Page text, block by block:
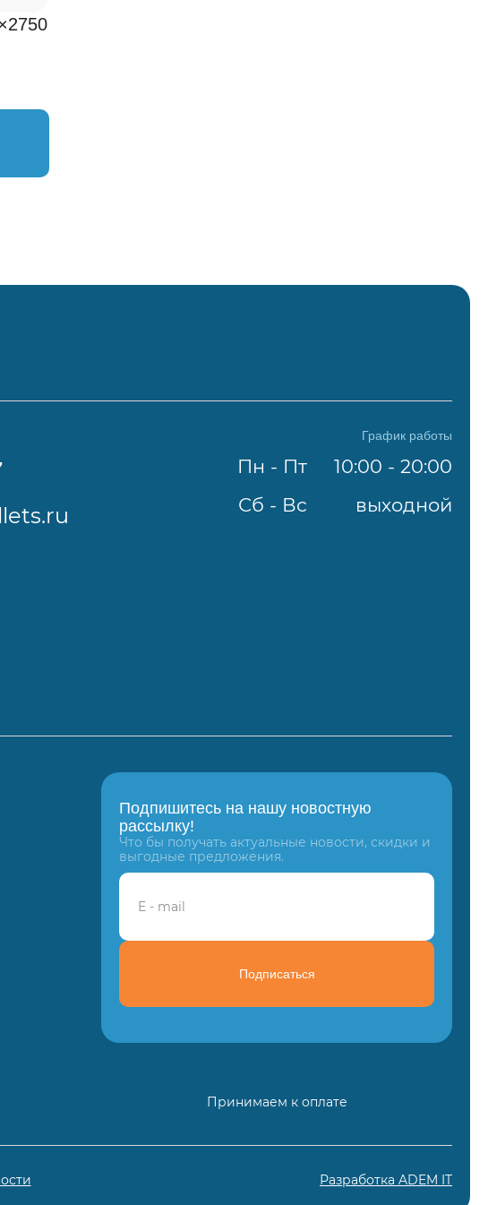
График работы
Пн - Пт
10:00 - 20:00
Сб - Вс
выходной
Подпишитесь на нашу новостную
рассылку!
Что бы получать актуальные новости, скидки и
выгодные предложения.
Подписаться
Принимаем к оплате
Разработка ADEM IT